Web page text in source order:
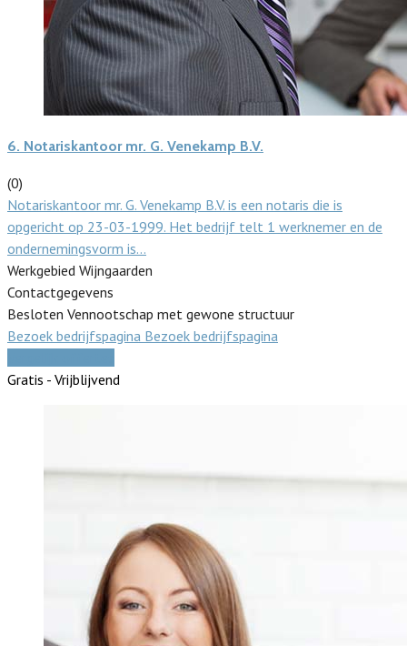
6. Notariskantoor mr. G. Venekamp B.V.
(0)
Notariskantoor mr. G. Venekamp B.V. is een notaris die is
opgericht op 23-03-1999. Het bedrijf telt 1 werknemer en de
ondernemingsvorm is…
Werkgebied Wijngaarden
Contactgegevens
Besloten Vennootschap met gewone structuur
Bezoek bedrijfspagina Bezoek bedrijfspagina
Gratis - Vrijblijvend